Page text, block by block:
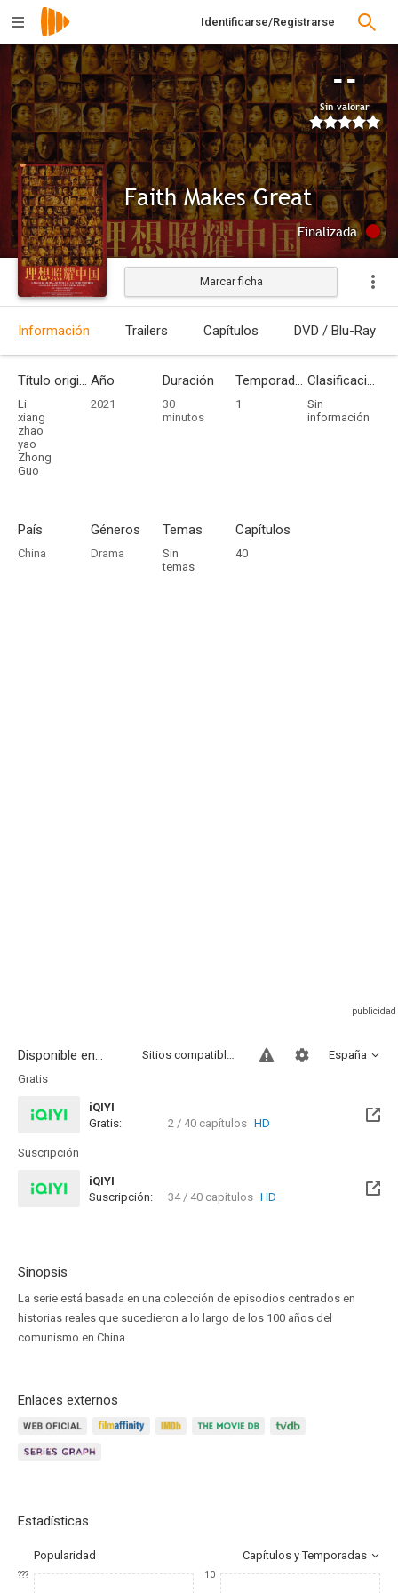
Identificarse/Registrarse
--
Sin valorar
Faith Makes Great
Finalizada
Marcar ficha
Información Trailers Capítulos DVD / Blu-Ray
Título original
Li
xiang
zhao
yao
Zhong
Guo
Año
2021
Duración
30
minutos
Temporadas
1
Clasificación por edades
Sin
información
País
China
Géneros
Drama
Temas
Sin
temas
Capítulos
40
Disponible en... España
Sitios compatibles
Gratis
iQIYI
Gratis:
2 / 40 capítulos HD
Suscripción
iQIYI
Suscripción:
34 / 40 capítulos HD
Sinopsis
La serie está basada en una colección de episodios centrados en
historias reales que sucedieron a lo largo de los 100 años del
comunismo en China.
Enlaces externos
Estadísticas
Popularidad Capítulos y Temporadas
??? 10